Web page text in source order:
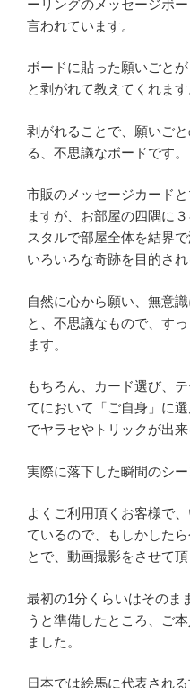
ーリングのメッセージボ
言われています。
ボードに貼った願いごと
と剥がれて教えてくれます
剥がれることで、願いご
る、不思議なボードです。
市販のメッセージカード
ますが、お部屋の四隅に
スタルで部屋全体を結界
いろいろな奇跡を目的され
自然に心から願い、無意
と、不思議なもので、す
ます。
もちろん、カード選び、
てにおいて「ご自身」に
でヤラセやトリックが出
実際に落下した瞬間のシ
よくご利用頂くお客様で
ているので、もしかした
とで、動画撮影をさせて頂
最初の1分くらいはそのま
うと準備したところ、ご
ました。
日本では絵馬に代表され